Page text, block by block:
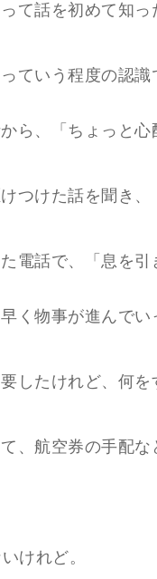
て話を初めて知っ
ていう程度の認識
ら、「ちょっと心
つけた話を聞き、
電話で、「息を引
く物事が進んでい
したけれど、何を
、航空券の手配な
けれど。